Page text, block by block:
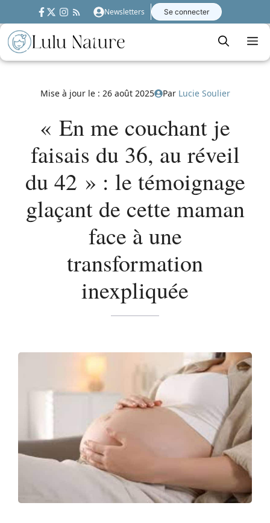
au
contenu
Newsletters Se connecter
Mise à jour le : 26 août 2025 Par Lucie Soulier
« En me couchant je
faisais du 36, au réveil
du 42 » : le témoignage
glaçant de cette maman
face à une
transformation
inexpliquée